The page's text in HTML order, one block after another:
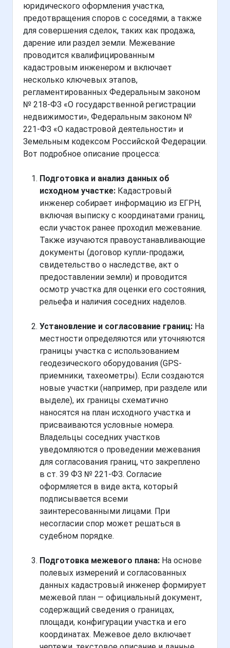
юридического оформления участка,
предотвращения споров с соседями, а также
для совершения сделок, таких как продажа,
дарение или раздел земли. Межевание
проводится квалифицированным
кадастровым инженером и включает
несколько ключевых этапов,
регламентированных Федеральным законом
№ 218-ФЗ «О государственной регистрации
недвижимости», Федеральным законом №
221-ФЗ «О кадастровой деятельности» и
Земельным кодексом Российской Федерации.
Вот подробное описание процесса:
Подготовка и анализ данных об
исходном участке: Кадастровый
инженер собирает информацию из ЕГРН,
включая выписку с координатами границ,
если участок ранее проходил межевание.
Также изучаются правоустанавливающие
документы (договор купли-продажи,
свидетельство о наследстве, акт о
предоставлении земли) и проводится
осмотр участка для оценки его состояния,
рельефа и наличия соседних наделов.
Установление и согласование границ: На
местности определяются или уточняются
границы участка с использованием
геодезического оборудования (GPS-
приемники, тахеометры). Если создаются
новые участки (например, при разделе или
выделе), их границы схематично
наносятся на план исходного участка и
присваиваются условные номера.
Владельцы соседних участков
уведомляются о проведении межевания
для согласования границ, что закреплено
в ст. 39 ФЗ № 221-ФЗ. Согласие
оформляется в виде акта, который
подписывается всеми
заинтересованными лицами. При
несогласии спор может решаться в
судебном порядке.
Подготовка межевого плана: На основе
полевых измерений и согласованных
данных кадастровый инженер формирует
межевой план — официальный документ,
содержащий сведения о границах,
площади, конфигурации участка и его
координатах. Межевое дело включает